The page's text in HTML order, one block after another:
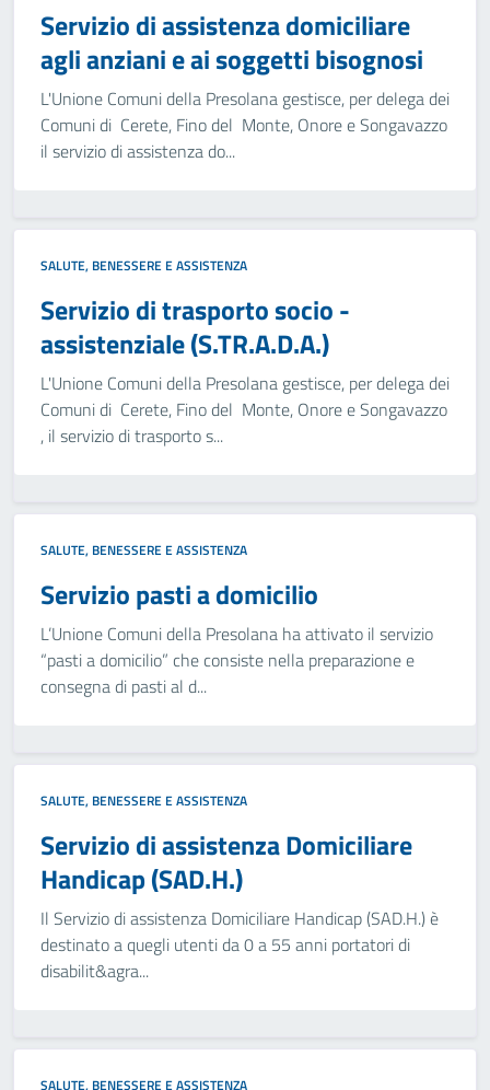
Servizio di assistenza domiciliare
agli anziani e ai soggetti bisognosi
L'Unione Comuni della Presolana gestisce, per delega dei
Comuni di Cerete, Fino del Monte, Onore e Songavazzo
il servizio di assistenza do...
SALUTE, BENESSERE E ASSISTENZA
Servizio di trasporto socio -
assistenziale (S.TR.A.D.A.)
L'Unione Comuni della Presolana gestisce, per delega dei
Comuni di Cerete, Fino del Monte, Onore e Songavazzo
, il servizio di trasporto s...
SALUTE, BENESSERE E ASSISTENZA
Servizio pasti a domicilio
L’Unione Comuni della Presolana ha attivato il servizio
“pasti a domicilio” che consiste nella preparazione e
consegna di pasti al d...
SALUTE, BENESSERE E ASSISTENZA
Servizio di assistenza Domiciliare
Handicap (SAD.H.)
Il Servizio di assistenza Domiciliare Handicap (SAD.H.) è
destinato a quegli utenti da 0 a 55 anni portatori di
disabilit&agra...
SALUTE, BENESSERE E ASSISTENZA